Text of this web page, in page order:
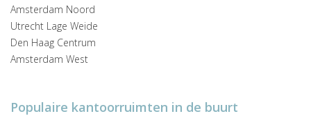
Amsterdam Noord
Utrecht Lage Weide
Den Haag Centrum
Amsterdam West
Populaire kantoorruimten in de buurt